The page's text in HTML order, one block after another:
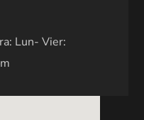
Lun- Vier: